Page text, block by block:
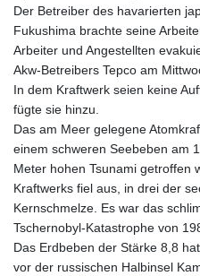
Der Betreiber des havarierten
Fukushima brachte seine
Arbeiter und Angestellten
Akw-Betreibers Tepco am
In dem Kraftwerk seien keine
fügte sie hinzu.
Das am Meer gelegene
einem schweren Seebeben am
Meter hohen Tsunami getroffen
Kraftwerks fiel aus, in drei der
Kernschmelze. Es war das
Tschernobyl-Katastrophe von
Das Erdbeben der Stärke 8,8
vor der russischen Halbinsel